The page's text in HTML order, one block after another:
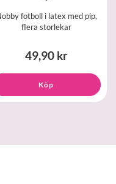
fotboll i latex med pip,
flera storlekar
49,90 kr
Köp